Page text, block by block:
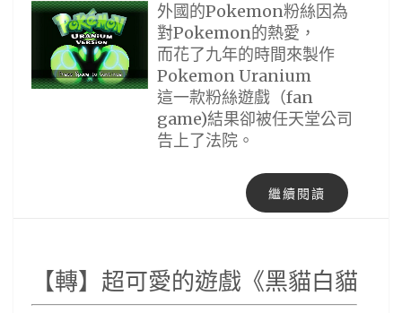
外國的Pokemon粉絲因為
對Pokemon的熱愛，
而花了九年的時間來製作
Pokemon Uranium
這一款粉絲遊戲（fan
game)結果卻被任天堂公司
告上了法院。
繼續閱讀
【轉】超可愛的遊戲《黑貓白貓》